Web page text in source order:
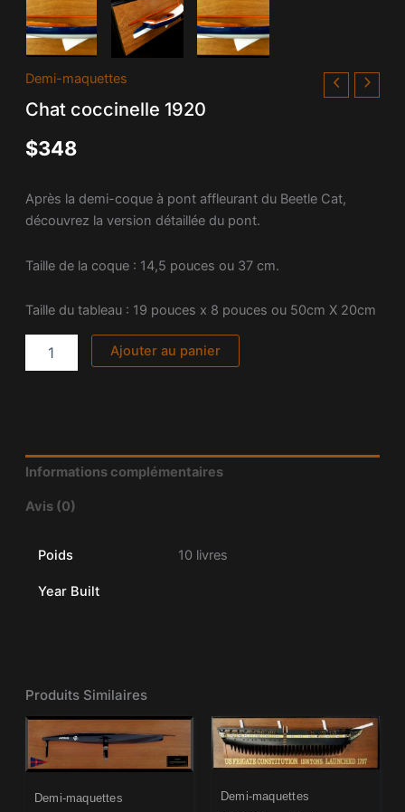
Demi-maquettes
Chat coccinelle 1920
$348
Après la demi-coque à pont affleurant du Beetle Cat,
découvrez la version détaillée du pont.
Taille de la coque : 14,5 pouces ou 37 cm.
Taille du tableau : 19 pouces x 8 pouces ou 50cm X 20cm
quantité
Chat
1920
Ajouter au panier
Informations complémentaires
Avis (0)
Poids 10 livres
Year Built
Produits Similaires
Demi-maquettes Demi-maquettes